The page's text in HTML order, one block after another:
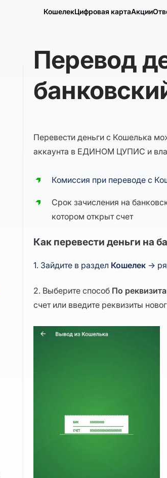
КошелекЦифровая картаАкции
Перевод
Перевести деньги с Кошелька
аккаунта в ЕДИНОМ ЦУПИС и
Комиссия при переводе с
Срок зачисления на
котором открыт счет
Как перевести деньги на
1. Зайдите в раздел Кошелек →
2. Выберите способ По
счет или введите реквизиты